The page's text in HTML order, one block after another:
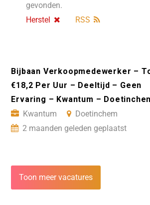
gevonden.
Herstel
RSS
Bijbaan Verkoopmedewerker –
€18,2 Per Uur – Deeltijd – Geen
Ervaring – Kwantum –
Kwantum
Doetinchem
2 maanden geleden geplaatst
Toon meer vacatures